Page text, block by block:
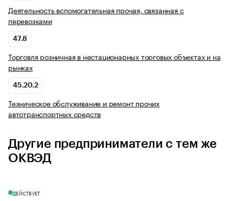
Деятельность вспомогательная прочая, связанная с
перевозками
47.8
Торговля розничная в нестационарных торговых объектах и на
рынках
45.20.2
Техническое обслуживание и ремонт прочих
автотранспортных средств
Другие предприниматели с тем же
ОКВЭД
ДЕЙСТВУЕТ